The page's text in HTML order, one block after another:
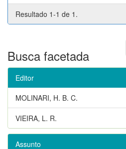
Resultado 1-1 de 1.
Busca facetada
Editor
MOLINARI, H. B. C.
VIEIRA, L. R.
Assunto